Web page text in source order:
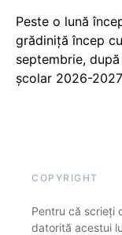
Peste o lună
grădiniță încep
septembrie,
școlar 2026-
COPYRIGHT
Pentru că scrieți
datorită acestui